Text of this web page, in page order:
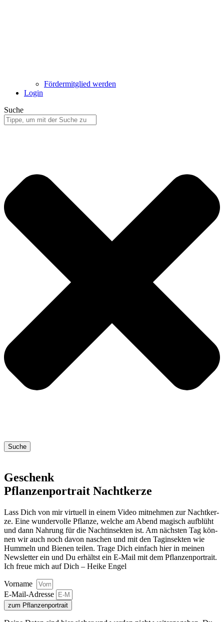
Fördermitglied werden
Login
Suche
Suche
Geschenk
Pflanzenportrait Nachtkerze
Lass Dich von mir vir­tu­ell in einem Video mit­neh­men zur Nacht­ker­
ze. Eine wun­der­vol­le Pflan­ze, wel­che am Abend magisch auf­blüht
und dann Nah­rung für die Nacht­in­sek­ten ist. Am nächs­ten Tag kön­
nen wir auch noch davon naschen und mit den Tag­in­sek­ten wie
Hum­meln und Bie­nen tei­len. Tra­ge Dich ein­fach hier in mei­nen
News­let­ter ein und Du erhältst ein E‑Mail mit dem Pflan­zen­por­trait.
Ich freue mich auf Dich – Hei­ke Engel
Vorname
E‑Mail-Adres­se
zum Pflanzenportrait